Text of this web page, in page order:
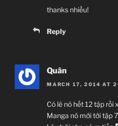
thanks nhiều!
Reply
Quân
MARCH 17, 2014 AT
Có lẽ nó hết 12 tập rồi
Manga nó mới tới tập